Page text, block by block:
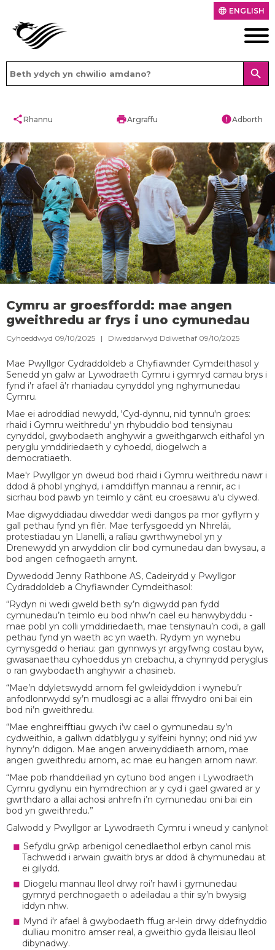
language ENGLISH
search
shareRhannu printArgraffu errorAdborth
Cymru ar groesffordd: mae angen
gweithredu ar frys i uno cymunedau
Cyhoeddwyd 09/10/2025 | Diweddarwyd Ddiwethaf 09/10/2025
Mae Pwyllgor Cydraddoldeb a Chyfiawnder Cymdeithasol y
Senedd yn galw ar Lywodraeth Cymru i gymryd camau brys i
fynd i'r afael â'r rhaniadau cynyddol yng nghymunedau
Cymru.
Mae ei adroddiad newydd, 'Cyd-dynnu, nid tynnu'n groes:
rhaid i Gymru weithredu' yn rhybuddio bod tensiynau
cynyddol, gwybodaeth anghywir a gweithgarwch eithafol yn
peryglu ymddiriedaeth y cyhoedd, diogelwch a
democratiaeth.
Mae'r Pwyllgor yn dweud bod rhaid i Gymru weithredu nawr i
ddod â phobl ynghyd, i amddiffyn mannau a rennir, ac i
sicrhau bod pawb yn teimlo y cânt eu croesawu a'u clywed.
Mae digwyddiadau diweddar wedi dangos pa mor gyflym y
gall pethau fynd yn flêr. Mae terfysgoedd yn Nhrelái,
protestiadau yn Llanelli, a ralïau gwrthwynebol yn y
Drenewydd yn arwyddion clir bod cymunedau dan bwysau, a
bod angen cefnogaeth arnynt.
Dywedodd Jenny Rathbone AS, Cadeirydd y Pwyllgor
Cydraddoldeb a Chyfiawnder Cymdeithasol:
“Rydyn ni wedi gweld beth sy’n digwydd pan fydd
cymunedau’n teimlo eu bod nhw’n cael eu hanwybyddu -
mae pobl yn colli ymddiriedaeth, mae tensiynau’n codi, a gall
pethau fynd yn waeth ac yn waeth. Rydym yn wynebu
cymysgedd o heriau: gan gynnwys yr argyfwng costau byw,
gwasanaethau cyhoeddus yn crebachu, a chynnydd peryglus
o ran gwybodaeth anghywir a chasineb.
“Mae’n ddyletswydd arnom fel gwleidyddion i wynebu’r
anfodlonrwydd sy’n mudlosgi ac a allai ffrwydro oni bai ein
bod ni’n gweithredu.
“Mae enghreifftiau gwych i’w cael o gymunedau sy’n
cydweithio, a gallwn ddatblygu y sylfeini hynny; ond nid yw
hynny’n ddigon. Mae angen arweinyddiaeth arnom, mae
angen gweithredu arnom, ac mae eu hangen arnom nawr.
“Mae pob rhanddeiliad yn cytuno bod angen i Lywodraeth
Cymru gydlynu ein hymdrechion ar y cyd i gael gwared ar y
gwrthdaro a allai achosi anhrefn i’n cymunedau oni bai ein
bod yn gweithredu.”
Galwodd y Pwyllgor ar Lywodraeth Cymru i wneud y canlynol:
Sefydlu grŵp arbenigol cenedlaethol erbyn canol mis
Tachwedd i arwain gwaith brys ar ddod â chymunedau at
ei gilydd.
Diogelu mannau lleol drwy roi’r hawl i gymunedau
gymryd perchnogaeth o adeiladau a thir sy’n bwysig
iddyn nhw.
Mynd i'r afael â gwybodaeth ffug ar-lein drwy ddefnyddio
dulliau monitro amser real, a gweithio gyda lleisiau lleol
dibynadwy.